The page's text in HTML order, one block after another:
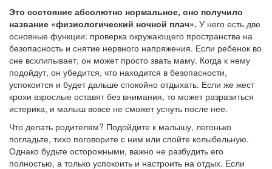
Это состояние абсолютно нормальное, оно получило
название «физиологический ночной плач». У него есть две
основные функции: проверка окружающего пространства на
безопасность и снятие нервного напряжения. Если ребенок во
сне всхлипывает, он может просто звать маму. Когда к нему
подойдут, он убедится, что находится в безопасности,
успокоится и будет дальше спокойно отдыхать. Если же жест
крохи взрослые оставят без внимания, то может разразиться
истерика, и малыш вовсе не сможет уснуть после нее.
Что делать родителям? Подойдите к малышу, легонько
погладьте, тихо поговорите с ним или спойте колыбельную.
Однако будьте осторожными, важно не разбудить его
полностью, а только успокоить и настроить на отдых. Если